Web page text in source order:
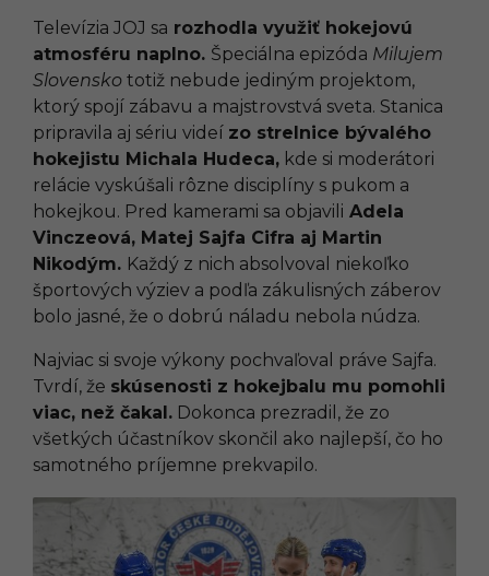
Televízia JOJ sa rozhodla využiť hokejovú
atmosféru naplno. Špeciálna epizóda Milujem
Slovensko totiž nebude jediným projektom,
ktorý spojí zábavu a majstrovstvá sveta. Stanica
pripravila aj sériu videí zo strelnice bývalého
hokejistu Michala Hudeca, kde si moderátori
relácie vyskúšali rôzne disciplíny s pukom a
hokejkou. Pred kamerami sa objavili Adela
Vinczeová, Matej Sajfa Cifra aj Martin
Nikodým. Každý z nich absolvoval niekoľko
športových výziev a podľa zákulisných záberov
bolo jasné, že o dobrú náladu nebola núdza.
Najviac si svoje výkony pochvaľoval práve Sajfa.
Tvrdí, že skúsenosti z hokejbalu mu pomohli
viac, než čakal. Dokonca prezradil, že zo
všetkých účastníkov skončil ako najlepší, čo ho
samotného príjemne prekvapilo.